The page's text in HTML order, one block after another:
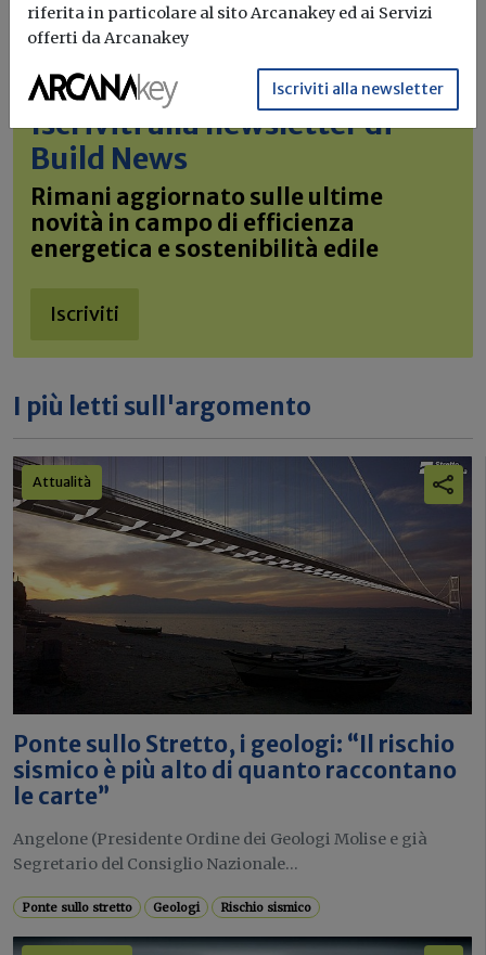
Iscriviti alla newsletter di
Build News
Rimani aggiornato sulle ultime
novità in campo di efficienza
energetica e sostenibilità edile
Iscriviti
I più letti sull'argomento
Attualità
Ponte sullo Stretto, i geologi: “Il rischio
sismico è più alto di quanto raccontano
le carte”
Angelone (Presidente Ordine dei Geologi Molise e già
Segretario del Consiglio Nazionale...
Ponte sullo stretto Geologi Rischio sismico
riferita in particolare al sito Arcanakey ed ai Servizi
offerti da Arcanakey
Iscriviti alla newsletter